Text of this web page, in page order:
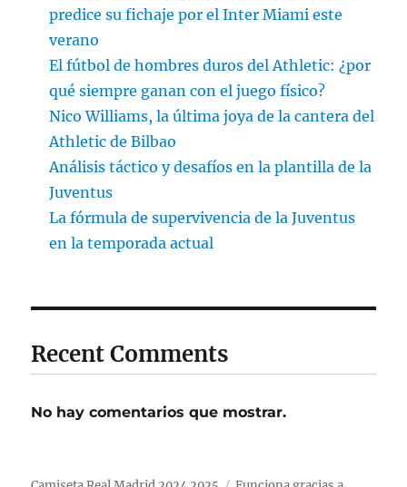
predice su fichaje por el Inter Miami este
verano
El fútbol de hombres duros del Athletic: ¿por
qué siempre ganan con el juego físico?
Nico Williams, la última joya de la cantera del
Athletic de Bilbao
Análisis táctico y desafíos en la plantilla de la
Juventus
La fórmula de supervivencia de la Juventus
en la temporada actual
Recent Comments
No hay comentarios que mostrar.